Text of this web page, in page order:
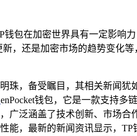
包在加密世界具有一定影响
，还是加密市场的趋势变化
，备受瞩目，其相关新闻
enPocket钱包，它是一款支持多
泛涵盖了技术创新、市场合
，最新的新闻资讯显示，